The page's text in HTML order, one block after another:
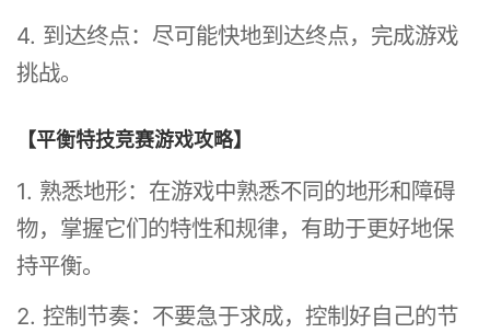
4. 到达终点：尽可能快地到达终点，完成游戏
挑战。
【平衡特技竞赛游戏攻略】
1. 熟悉地形：在游戏中熟悉不同的地形和障碍
物，掌握它们的特性和规律，有助于更好地保
持平衡。
2. 控制节奏：不要急于求成，控制好自己的节